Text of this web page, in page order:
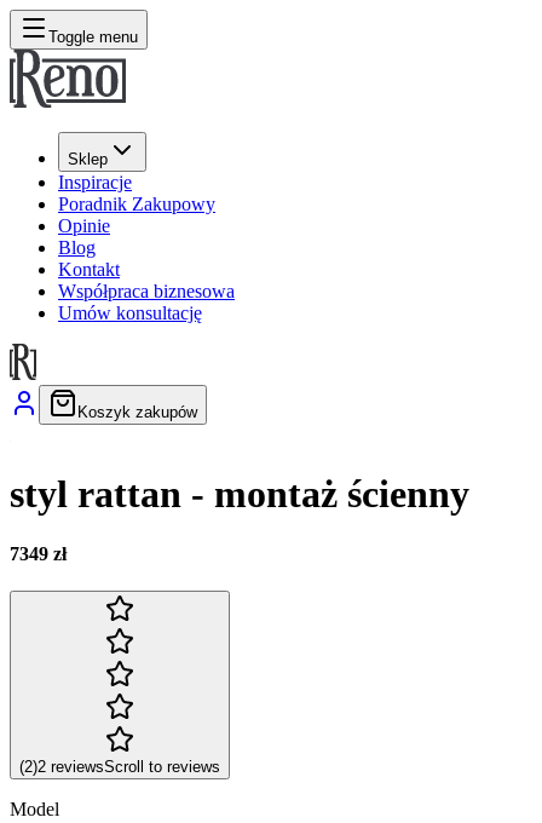
Toggle menu
Sklep
Inspiracje
Poradnik Zakupowy
Opinie
Blog
Kontakt
Współpraca biznesowa
Umów konsultację
Koszyk zakupów
styl rattan - montaż ścienny
7349 zł
(2)2 reviewsScroll to reviews
Model